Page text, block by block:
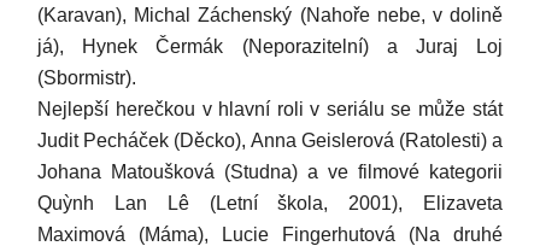
(Karavan), Michal Záchenský (Nahoře nebe, v dolině
já), Hynek Čermák (Neporazitelní) a Juraj Loj
(Sbormistr).
Nejlepší herečkou v hlavní roli v seriálu se může stát
Judit Pecháček (Děcko), Anna Geislerová (Ratolesti) a
Johana Matoušková (Studna) a ve filmové kategorii
Quỳnh Lan Lê (Letní škola, 2001), Elizaveta
Maximová (Máma), Lucie Fingerhutová (Na druhé